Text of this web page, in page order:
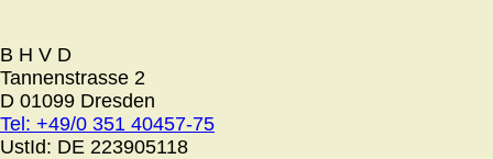
B H V D
Tannenstrasse 2
D 01099 Dresden
Tel: +49/0 351 40457-75
UstId: DE 223905118